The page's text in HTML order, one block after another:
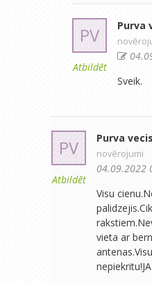
PV
Atbildēt
Purva
Sveik.
PV
Atbildēt
Purva vecis
novērojumi
04.09.2022
Visu
vieta ar